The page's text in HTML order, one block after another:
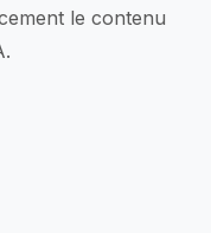
le contenu